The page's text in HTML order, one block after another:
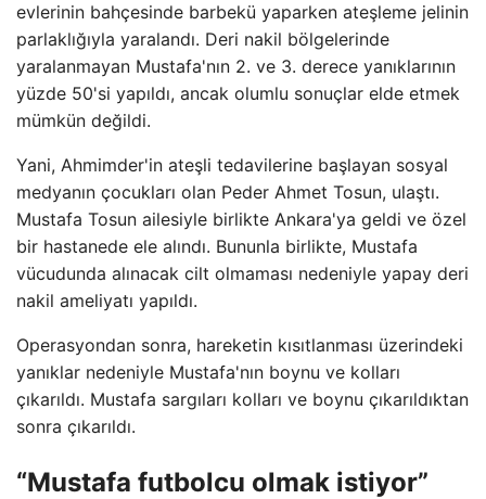
evlerinin bahçesinde barbekü yaparken ateşleme jelinin
parlaklığıyla yaralandı. Deri nakil bölgelerinde
yaralanmayan Mustafa'nın 2. ve 3. derece yanıklarının
yüzde 50'si yapıldı, ancak olumlu sonuçlar elde etmek
mümkün değildi.
Yani, Ahmimder'in ateşli tedavilerine başlayan sosyal
medyanın çocukları olan Peder Ahmet Tosun, ulaştı.
Mustafa Tosun ailesiyle birlikte Ankara'ya geldi ve özel
bir hastanede ele alındı. Bununla birlikte, Mustafa
vücudunda alınacak cilt olmaması nedeniyle yapay deri
nakil ameliyatı yapıldı.
Operasyondan sonra, hareketin kısıtlanması üzerindeki
yanıklar nedeniyle Mustafa'nın boynu ve kolları
çıkarıldı. Mustafa sargıları kolları ve boynu çıkarıldıktan
sonra çıkarıldı.
“Mustafa futbolcu olmak istiyor”